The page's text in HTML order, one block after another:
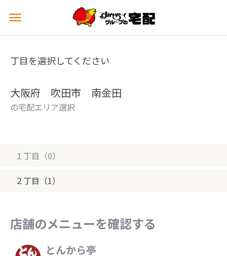
メ
ュ
を
丁目を選択してください
大阪府 吹田市 南金田
の宅配エリア選択
１丁目（0）
２丁目（1）
店舗のメニューを確認する
とんから亭